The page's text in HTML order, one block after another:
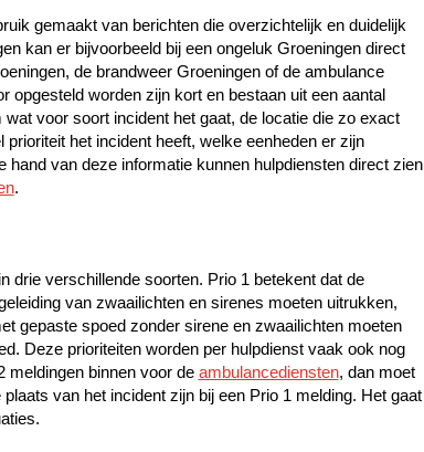
gemaakt van berichten die overzichtelijk en duidelijk
kan er bijvoorbeeld bij een ongeluk Groeningen direct
de brandweer Groeningen of de ambulance
opgesteld worden zijn kort en bestaan uit een aantal
voor soort incident het gaat, de locatie die zo exact
het incident heeft, welke eenheden er zijn
hand van deze informatie kunnen hulpdiensten direct zien
.
drie verschillende soorten. Prio 1 betekent dat de
van zwaailichten en sirenes moeten uitrukken,
gepaste spoed zonder sirene en zwaailichten moeten
Deze prioriteiten worden per hulpdienst vaak ook nog
meldingen binnen voor de ambulancediensten, dan moet
van het incident zijn bij een Prio 1 melding. Het gaat